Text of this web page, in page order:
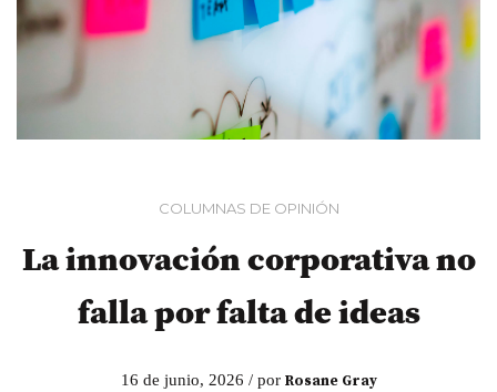
COLUMNAS DE OPINIÓN
La innovación corporativa no
falla por falta de ideas
16 de junio, 2026 / por Rosane Gray